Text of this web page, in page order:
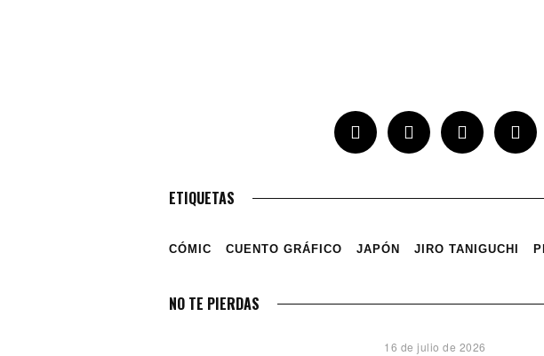
ETIQUETAS
CÓMIC CUENTO GRÁFICO JAPÓN JIRO TANIGUCHI
NO TE PIERDAS
16 de julio de 2026